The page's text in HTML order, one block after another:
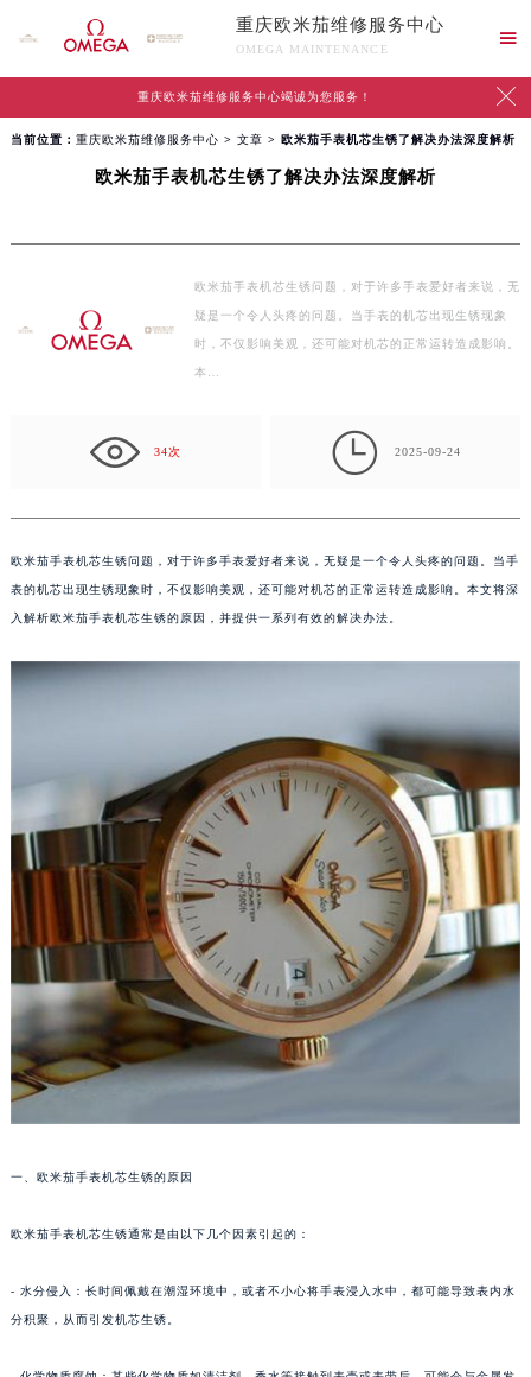
重庆欧米茄维修服务中心
OMEGA MAINTENANCE

重庆欧米茄维修服务中心竭诚为您服务！ 
当前位置： 重庆欧米茄维修服务中心 > 文章 > 欧米茄手表机芯生锈了解决办法深度解析
欧米茄手表机芯生锈了解决办法深度解析
欧米茄手表机芯生锈问题，对于许多手表爱好者来说，无
疑是一个令人头疼的问题。当手表的机芯出现生锈现象
时，不仅影响美观，还可能对机芯的正常运转造成影响。
本…
34次  2025-09-24
欧米茄手表机芯生锈问题，对于许多手表爱好者来说，无疑是一个令人头疼的问题。当手
表的机芯出现生锈现象时，不仅影响美观，还可能对机芯的正常运转造成影响。本文将深
入解析欧米茄手表机芯生锈的原因，并提供一系列有效的解决办法。
一、欧米茄手表机芯生锈的原因
欧米茄手表机芯生锈通常是由以下几个因素引起的：
- 水分侵入：长时间佩戴在潮湿环境中，或者不小心将手表浸入水中，都可能导致表内水
分积聚，从而引发机芯生锈。